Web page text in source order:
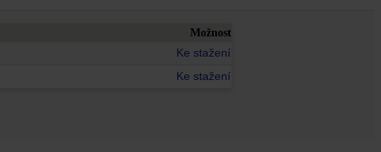
Možnost
Ke stažení
Ke stažení